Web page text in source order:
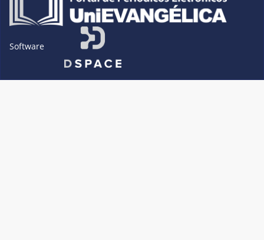
Software